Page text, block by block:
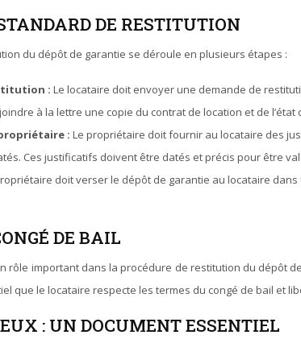
DE RESTITUTION
du dépôt de garantie se déroule en plusieurs étapes :
: Le locataire doit envoyer une demande de
à la lettre une copie du contrat de location et de l’état
: Le propriétaire doit fournir au locataire des
Ces justificatifs doivent être datés et précis pour être
doit verser le dépôt de garantie au locataire
DE BAIL
rôle important dans la procédure de restitution du dépôt
que le locataire respecte les termes du congé de bail et
: UN DOCUMENT ESSENTIEL